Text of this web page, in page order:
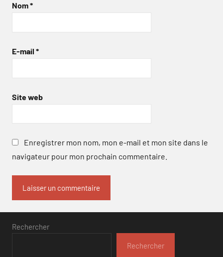
Nom*
E-mail *
Site web
Enregistrer mon nom, mon e-mail et mon site dans le
navigateur pour mon prochain commentaire.
Rechercher
Rechercher